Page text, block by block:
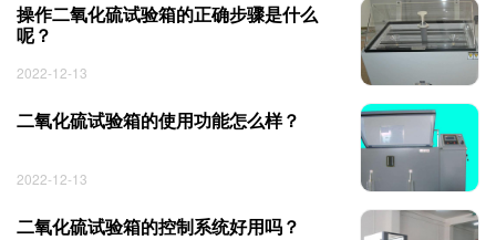
操作二氧化硫试验箱的正确步骤是什么
呢？
2022-12-13
二氧化硫试验箱的使用功能怎么样？
2022-12-13
二氧化硫试验箱的控制系统好用吗？